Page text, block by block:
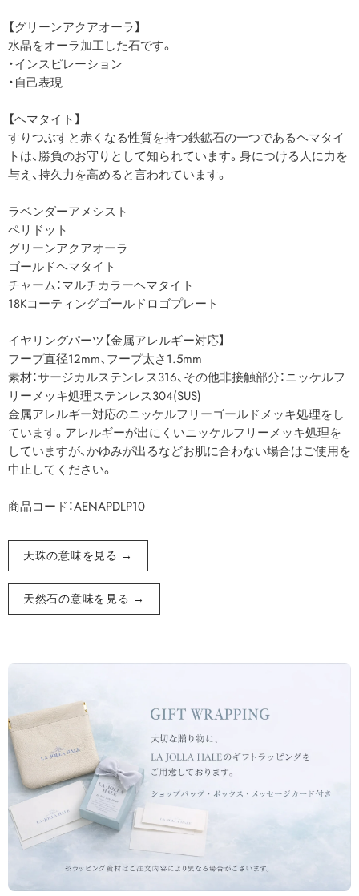
【グリーンアクアオーラ】
水晶をオーラ加工した石です。
・インスピレーション
・自己表現
【ヘマタイト】
すりつぶすと赤くなる性質を持つ鉄鉱石の一つであるヘマタイ
トは、勝負のお守りとして知られています。身につける人に力を
与え、持久力を高めると言われています。
ラベンダーアメシスト
ペリドット
グリーンアクアオーラ
ゴールドヘマタイト
チャーム：マルチカラーヘマタイト
18Kコーティングゴールドロゴプレート
イヤリングパーツ【金属アレルギー対応】
フープ直径12mm、フープ太さ1.5mm
素材：サージカルステンレス316、その他非接触部分：ニッケルフ
リーメッキ処理ステンレス304(SUS)
金属アレルギー対応のニッケルフリーゴールドメッキ処理をし
ています。アレルギーが出にくいニッケルフリーメッキ処理を
していますが、かゆみが出るなどお肌に合わない場合はご使用を
中止してください。
商品コード：AENAPDLP10
天珠の意味を見る →
天然石の意味を見る →